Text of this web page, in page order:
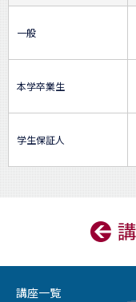
一般
本学卒業生
学生保証人
講座一覧